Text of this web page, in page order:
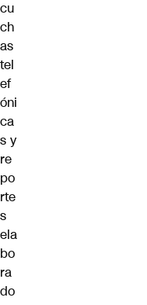
cu
ch
as
tel
ef
óni
ca
s y
re
po
rte
s
ela
bo
ra
do